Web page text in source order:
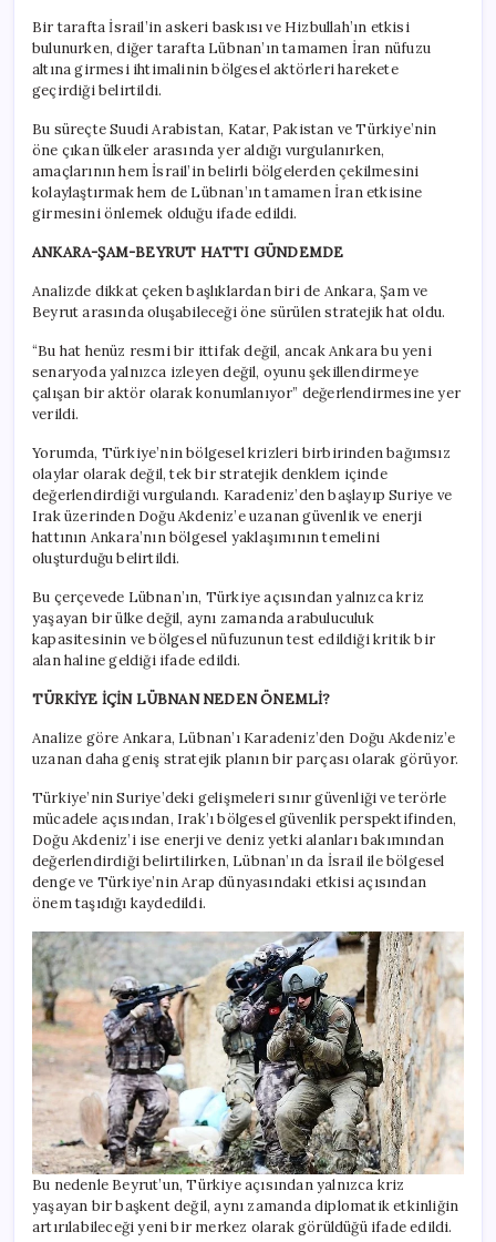
Bir tarafta İsrail’in askeri baskısı ve Hizbullah’ın etkisi
bulunurken, diğer tarafta Lübnan’ın tamamen İran nüfuzu
altına girmesi ihtimalinin bölgesel aktörleri harekete
geçirdiği belirtildi.
Bu süreçte Suudi Arabistan, Katar, Pakistan ve Türkiye’nin
öne çıkan ülkeler arasında yer aldığı vurgulanırken,
amaçlarının hem İsrail’in belirli bölgelerden çekilmesini
kolaylaştırmak hem de Lübnan’ın tamamen İran etkisine
girmesini önlemek olduğu ifade edildi.
ANKARA-ŞAM-BEYRUT HATTI GÜNDEMDE
Analizde dikkat çeken başlıklardan biri de Ankara, Şam ve
Beyrut arasında oluşabileceği öne sürülen stratejik hat oldu.
“Bu hat henüz resmi bir ittifak değil, ancak Ankara bu yeni
senaryoda yalnızca izleyen değil, oyunu şekillendirmeye
çalışan bir aktör olarak konumlanıyor” değerlendirmesine yer
verildi.
Yorumda, Türkiye’nin bölgesel krizleri birbirinden bağımsız
olaylar olarak değil, tek bir stratejik denklem içinde
değerlendirdiği vurgulandı. Karadeniz’den başlayıp Suriye ve
Irak üzerinden Doğu Akdeniz’e uzanan güvenlik ve enerji
hattının Ankara’nın bölgesel yaklaşımının temelini
oluşturduğu belirtildi.
Bu çerçevede Lübnan’ın, Türkiye açısından yalnızca kriz
yaşayan bir ülke değil, aynı zamanda arabuluculuk
kapasitesinin ve bölgesel nüfuzunun test edildiği kritik bir
alan haline geldiği ifade edildi.
TÜRKİYE İÇİN LÜBNAN NEDEN ÖNEMLİ?
Analize göre Ankara, Lübnan’ı Karadeniz’den Doğu Akdeniz’e
uzanan daha geniş stratejik planın bir parçası olarak görüyor.
Türkiye’nin Suriye’deki gelişmeleri sınır güvenliği ve terörle
mücadele açısından, Irak’ı bölgesel güvenlik perspektifinden,
Doğu Akdeniz’i ise enerji ve deniz yetki alanları bakımından
değerlendirdiği belirtilirken, Lübnan’ın da İsrail ile bölgesel
denge ve Türkiye’nin Arap dünyasındaki etkisi açısından
önem taşıdığı kaydedildi.
Bu nedenle Beyrut’un, Türkiye açısından yalnızca kriz
yaşayan bir başkent değil, aynı zamanda diplomatik etkinliğin
artırılabileceği yeni bir merkez olarak görüldüğü ifade edildi.